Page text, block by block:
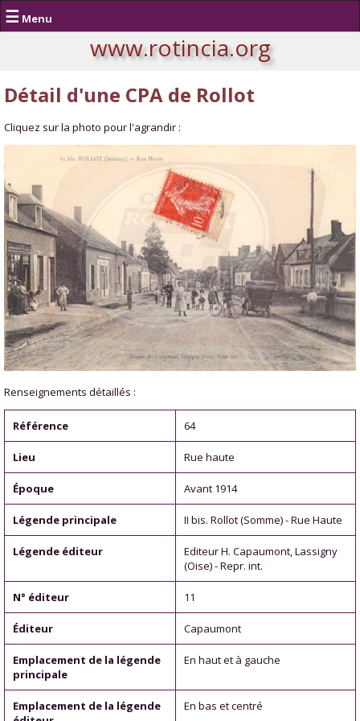
☰ Menu
www.rotincia.org
Détail d'une CPA de Rollot
Cliquez sur la photo pour l'agrandir :
Renseignements détaillés :
Référence 64
Lieu Rue haute
Époque Avant 1914
Légende principale II bis. Rollot (Somme) - Rue Haute
Légende éditeur
Editeur H. Capaumont, Lassigny
(Oise) - Repr. int.
N° éditeur 11
Éditeur Capaumont
Emplacement de la légende
principale
En haut et à gauche
Emplacement de la légende
En bas et centré